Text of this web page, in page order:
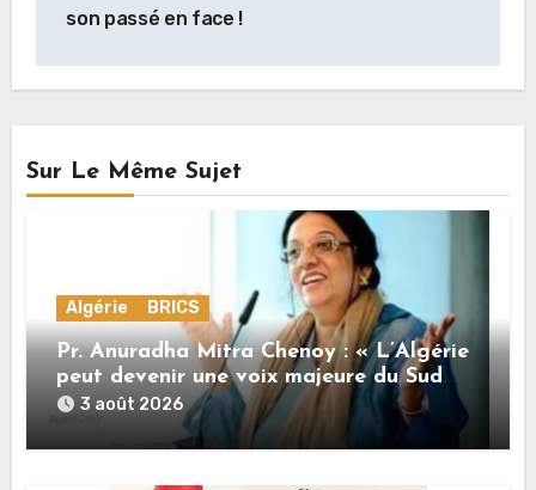
l’article
son passé en face !
Sur Le Même Sujet
Algérie BRICS
Pr. Anuradha Mitra Chenoy : « L’Algérie
peut devenir une voix majeure du Sud
Global »
3 août 2026